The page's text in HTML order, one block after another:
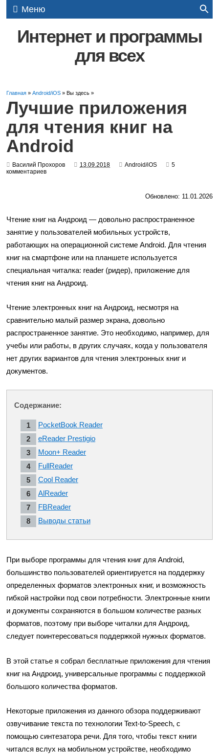
Меню
Интернет и программы
для всех
Главная »Android/iOS » Вы здесь »
Лучшие приложения
для чтения книг на
Android
Василий Прохоров 13.09.2018 Android/iOS
5
комментариев
Обновлено: 11.01.2026
Чтение книг на Андроид — довольно распространенное
занятие у пользователей мобильных устройств,
работающих на операционной системе Android. Для чтения
книг на смартфоне или на планшете используется
специальная читалка: reader (ридер), приложение для
чтения книг на Андроид.
Чтение электронных книг на Андроид, несмотря на
сравнительно малый размер экрана, довольно
распространенное занятие. Это необходимо, например, для
учебы или работы, в других случаях, когда у пользователя
нет других вариантов для чтения электронных книг и
документов.
Содержание:
PocketBook Reader
eReader Prestigio
Moon+ Reader
FullReader
Cool Reader
AlReader
FBReader
Выводы статьи
При выборе программы для чтения книг для Android,
большинство пользователей ориентируется на поддержку
определенных форматов электронных книг, и возможность
гибкой настройки под свои потребности. Электронные книги
и документы сохраняются в большом количестве разных
форматов, поэтому при выборе читалки для Андроид,
следует поинтересоваться поддержкой нужных форматов.
В этой статье я собрал бесплатные приложения для чтения
книг на Андроид, универсальные программы с поддержкой
большого количества форматов.
Некоторые приложения из данного обзора поддерживают
озвучивание текста по технологии Text-to-Speech, с
помощью синтезатора речи. Для того, чтобы текст книги
читался вслух на мобильном устройстве, необходимо